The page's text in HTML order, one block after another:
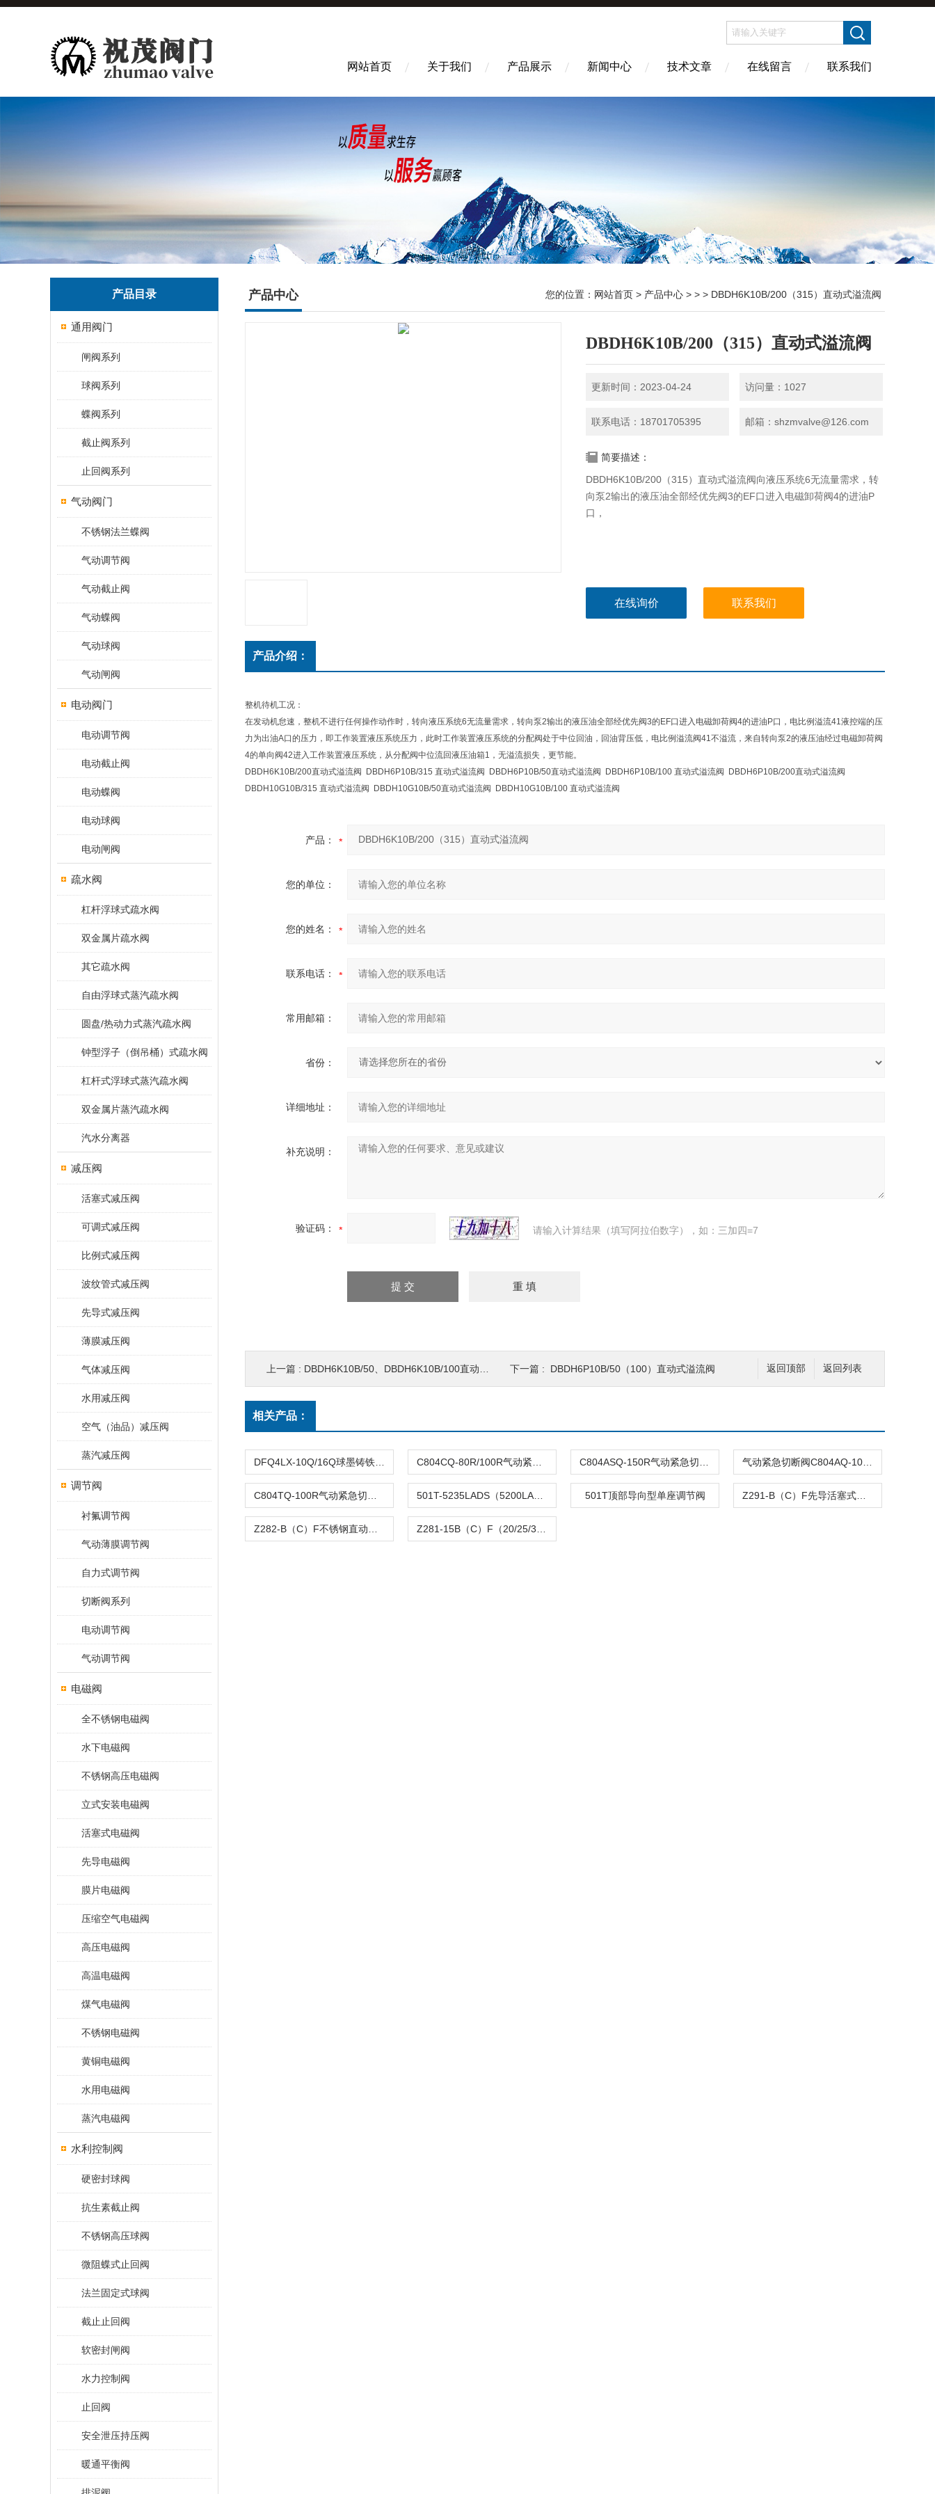
网站首页 关于我们 产品展示 新闻中心 技术文章 在线留言 联系我们
产品目录
通用阀门
闸阀系列
球阀系列
蝶阀系列
截止阀系列
止回阀系列
气动阀门
不锈钢法兰蝶阀
气动调节阀
气动截止阀
气动蝶阀
气动球阀
气动闸阀
电动阀门
电动调节阀
电动截止阀
电动蝶阀
电动球阀
电动闸阀
疏水阀
杠杆浮球式疏水阀
双金属片疏水阀
其它疏水阀
自由浮球式蒸汽疏水阀
圆盘/热动力式蒸汽疏水阀
钟型浮子（倒吊桶）式疏水阀
杠杆式浮球式蒸汽疏水阀
双金属片蒸汽疏水阀
汽水分离器
减压阀
活塞式减压阀
可调式减压阀
比例式减压阀
波纹管式减压阀
先导式减压阀
薄膜减压阀
气体减压阀
水用减压阀
空气（油品）减压阀
蒸汽减压阀
调节阀
衬氟调节阀
气动薄膜调节阀
自力式调节阀
切断阀系列
电动调节阀
气动调节阀
电磁阀
全不锈钢电磁阀
水下电磁阀
不锈钢高压电磁阀
立式安装电磁阀
活塞式电磁阀
先导电磁阀
膜片电磁阀
压缩空气电磁阀
高压电磁阀
高温电磁阀
煤气电磁阀
不锈钢电磁阀
黄铜电磁阀
水用电磁阀
蒸汽电磁阀
水利控制阀
硬密封球阀
抗生素截止阀
不锈钢高压球阀
微阻蝶式止回阀
法兰固定式球阀
截止止回阀
软密封闸阀
水力控制阀
止回阀
安全泄压持压阀
暖通平衡阀
产品中心 您的位置： 网站首页 > 产品中心 > > > DBDH6K10B/200（315）直动式溢流阀
DBDH6K10B/200（315）直动式溢流阀
更新时间：2023-04-24 访问量：1027
联系电话：18701705395 邮箱：shzmvalve@126.com
简要描述：
DBDH6K10B/200（315）直动式溢流阀向液压系统6无流量需求，转
向泵2输出的液压油全部经优先阀3的EF口进入电磁卸荷阀4的进油P
口，
在线询价 联系我们
产品介绍：
整机待机工况：
在发动机怠速，整机不进行任何操作动作时，转向液压系统6无流量需求，转向泵2输出的液压油全部经优先阀3的EF口进入电磁卸荷阀4的进油P口，电比例溢流41液控端的压
力为出油A口的压力，即工作装置液压系统压力，此时工作装置液压系统的分配阀处于中位回油，回油背压低，电比例溢流阀41不溢流，来自转向泵2的液压油经过电磁卸荷阀
4的单向阀42进入工作装置液压系统，从分配阀中位流回液压油箱1，无溢流损失，更节能。
DBDH6K10B/200直动式溢流阀 DBDH6P10B/315 直动式溢流阀 DBDH6P10B/50直动式溢流阀 DBDH6P10B/100 直动式溢流阀 DBDH6P10B/200直动式溢流阀
DBDH10G10B/315 直动式溢流阀 DBDH10G10B/50直动式溢流阀 DBDH10G10B/100 直动式溢流阀
产品：
您的单位：
您的姓名：
联系电话：
常用邮箱：
省份：
详细地址：
补充说明：
验证码： 请输入计算结果（填写阿拉伯数字），如：三加四=7
返回列表
返回顶部
上一篇 : DBDH6K10B/50、DBDH6K10B/100直动式溢流阀 下一篇 : DBDH6P10B/50（100）直动式溢流阀
相关产品：
501T顶部导向型单座调节阀